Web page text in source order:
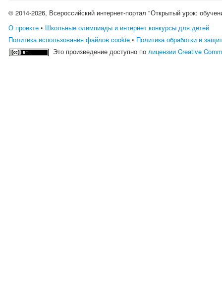
© 2014-2026, Всероссийский интернет-портал "Открытый урок:
О проекте • Школьные олимпиады и интернет конкурсы для детей
Политика использования файлов cookie • Политика обработки и
Это произведение доступно полицензии Creative